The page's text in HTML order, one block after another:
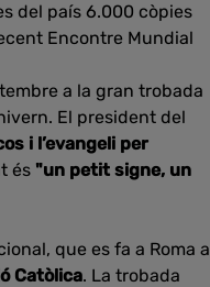
del país 6.000 còpies
Encontre Mundial
a la gran trobada
El president del
i l’evangeli per
és "un petit signe, un
que es fa a Roma a
Catòlica. La trobada